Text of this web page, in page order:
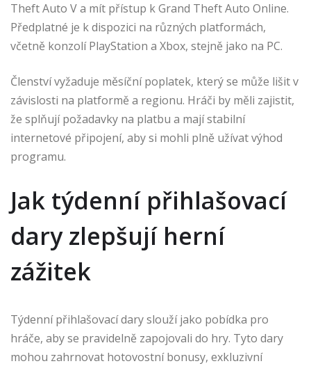
Theft Auto V a mít přístup k Grand Theft Auto Online.
Předplatné je k dispozici na různých platformách,
včetně konzolí PlayStation a Xbox, stejně jako na PC.
Členství vyžaduje měsíční poplatek, který se může lišit v
závislosti na platformě a regionu. Hráči by měli zajistit,
že splňují požadavky na platbu a mají stabilní
internetové připojení, aby si mohli plně užívat výhod
programu.
Jak týdenní přihlašovací
dary zlepšují herní
zážitek
Týdenní přihlašovací dary slouží jako pobídka pro
hráče, aby se pravidelně zapojovali do hry. Tyto dary
mohou zahrnovat hotovostní bonusy, exkluzivní